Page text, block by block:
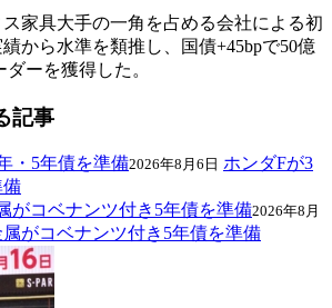
家具大手の一角を占める会社による初
から水準を類推し、国債+45bpで50億
ーを獲得した。
記事
2026年8月6日 ホンダFが3
備
2026年8月
がコベナンツ付き5年債を準備